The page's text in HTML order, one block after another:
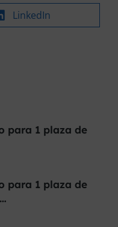
LinkedIn
para 1 plaza de
para 1 plaza de